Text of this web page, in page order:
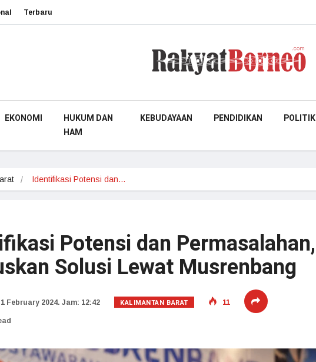
Terbaru
EKONOMI
HUKUM DAN
HAM
KEBUDAYAAN PENDIDIKAN POLITIK
Identifikasi Potensi dan…
Potensi dan Permasalahan,
Solusi Lewat Musrenbang
February 2024. Jam: 12:42 KALIMANTAN BARAT 11